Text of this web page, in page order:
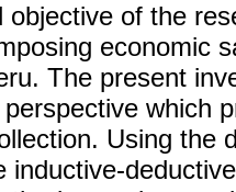
objective of the
economic
The present
which
Using the
inductive-